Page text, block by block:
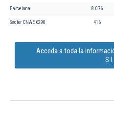
Barcelona 8.076
Sector CNAE 6290 416
Acceda a toda la
S.l.